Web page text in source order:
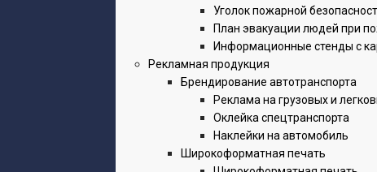
Уголок пожарной
План эвакуации людей при
Информационные стенды с
Рекламная продукция
Брендирование автотранспорта
Реклама на грузовых и
Оклейка спецтранспорта
Наклейки на автомобиль
Широкоформатная печать